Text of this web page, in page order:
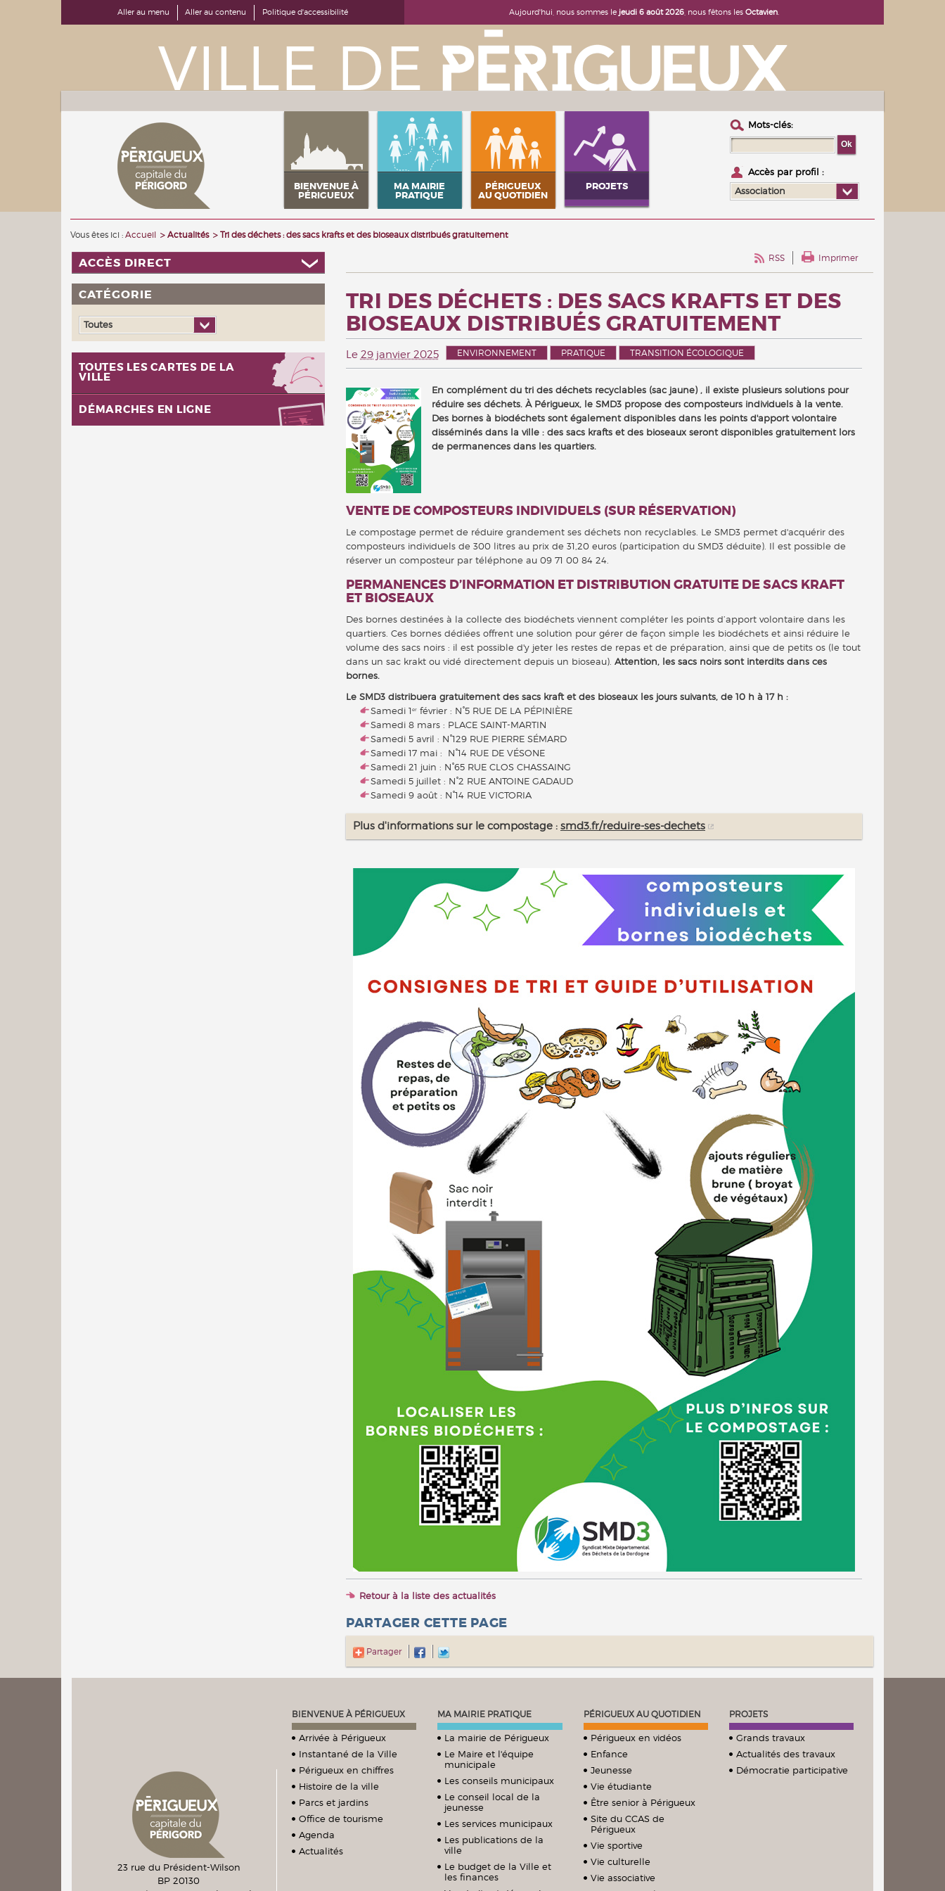
Aller au menu Aller au contenu Politique d'accessibilité Aujourd'hui, nous sommes le jeudi 6 août 2026, nous fêtons les Octavien.
BIENVENUE À
PÉRIGUEUX
MA MAIRIE
PRATIQUE
PÉRIGUEUX
AU QUOTIDIEN
PROJETS
Mots-clés :
Accès par profil :
Association
Vous êtes ici : Accueil Actualités Tri des déchets : des sacs krafts et des bioseaux distribués gratuitement
RSS Imprimer
TRI DES DÉCHETS : DES SACS KRAFTS ET DES
BIOSEAUX DISTRIBUÉS GRATUITEMENT
Le 29 janvier 2025 ENVIRONNEMENT PRATIQUE TRANSITION ÉCOLOGIQUE
En complément du tri des déchets recyclables (sac jaune) , il existe plusieurs solutions pour
réduire ses déchets. À Périgueux, le SMD3 propose des composteurs individuels à la vente.
Des bornes à biodéchets sont également disponibles dans les points d'apport volontaire
disséminés dans la ville : des sacs krafts et des bioseaux seront disponibles gratuitement lors
de permanences dans les quartiers.
VENTE DE COMPOSTEURS INDIVIDUELS (SUR RÉSERVATION)
Le compostage permet de réduire grandement ses déchets non recyclables. Le SMD3 permet d'acquérir des
composteurs individuels de 300 litres au prix de 31,20 euros (participation du SMD3 déduite). Il est possible de
réserver un composteur par téléphone au 09 71 00 84 24.
PERMANENCES D’INFORMATION ET DISTRIBUTION GRATUITE DE SACS KRAFT
ET BIOSEAUX
Des bornes destinées à la collecte des biodéchets viennent compléter les points d’apport volontaire dans les
quartiers. Ces bornes dédiées offrent une solution pour gérer de façon simple les biodéchets et ainsi réduire le
volume des sacs noirs : il est possible d'y jeter les restes de repas et de préparation, ainsi que de petits os (le tout
dans un sac krakt ou vidé directement depuis un bioseau). Attention, les sacs noirs sont interdits dans ces
bornes.
Le SMD3 distribuera gratuitement des sacs kraft et des bioseaux les jours suivants, de 10 h à 17 h :
Samedi 1 erfévrier : N°5 RUE DE LA PÉPINIÈRE
Samedi 8 mars : PLACE SAINT-MARTIN
Samedi 5 avril : N°129 RUE PIERRE SÉMARD
Samedi 17 mai : N°14 RUE DE VÉSONE
Samedi 21 juin : N°65 RUE CLOS CHASSAING
Samedi 5 juillet : N°2 RUE ANTOINE GADAUD
Samedi 9 août : N°14 RUE VICTORIA
Plus d'informations sur le compostage : smd3.fr/reduire-ses-dechets
Retour à la liste des actualités
PARTAGER CETTE PAGE
Partager
ACCÈS DIRECT
CATÉGORIE
Toutes
TOUTES LES CARTES DE LA
VILLE
DÉMARCHES EN LIGNE
23 rue du Président-Wilson
BP 20130
BIENVENUE À PÉRIGUEUX
Arrivée à Périgueux
Instantané de la Ville
Périgueux en chiffres
Histoire de la ville
Parcs et jardins
Office de tourisme
Agenda
Actualités
MA MAIRIE PRATIQUE
La mairie de Périgueux
Le Maire et l'équipe
municipale
Les conseils municipaux
Le conseil local de la
jeunesse
Les services municipaux
Les publications de la
ville
Le budget de la Ville et
les finances
PÉRIGUEUX AU QUOTIDIEN
Périgueux en vidéos
Enfance
Jeunesse
Vie étudiante
Être senior à Périgueux
Site du CCAS de
Périgueux
Vie sportive
Vie culturelle
Vie associative
PROJETS
Grands travaux
Actualités des travaux
Démocratie participative